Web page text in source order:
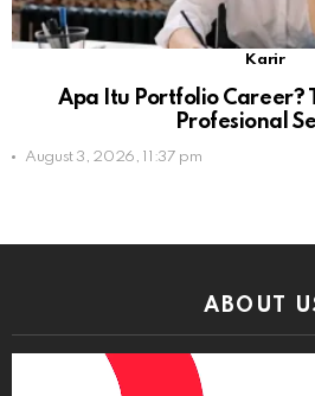
Karir
Apa Itu Portfolio Career?
Profesional
August 3, 2026, 11:37 pm
ABOUT